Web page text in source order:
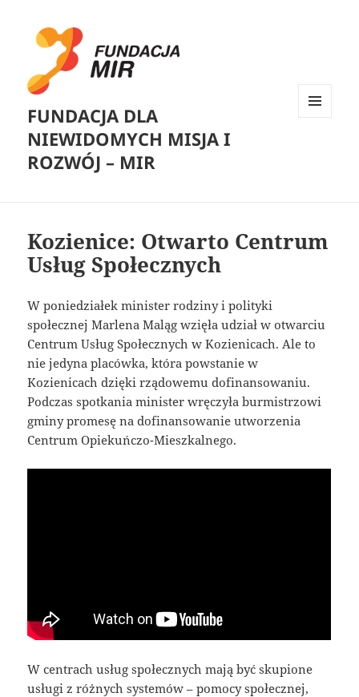
FUNDACJA DLA
NIEWIDOMYCH MISJA I
ROZWÓJ – MIR
Kozienice: Otwarto Centrum
Usług Społecznych
W poniedziałek minister rodziny i polityki
społecznej Marlena Maląg wzięła udział w otwarciu
Centrum Usług Społecznych w Kozienicach. Ale to
nie jedyna placówka, która powstanie w
Kozienicach dzięki rządowemu dofinansowaniu.
Podczas spotkania minister wręczyła burmistrzowi
gminy promesę na dofinansowanie utworzenia
Centrum Opiekuńczo-Mieszkalnego.
W centrach usług społecznych mają być skupione
usługi z różnych systemów – pomocy społecznej,